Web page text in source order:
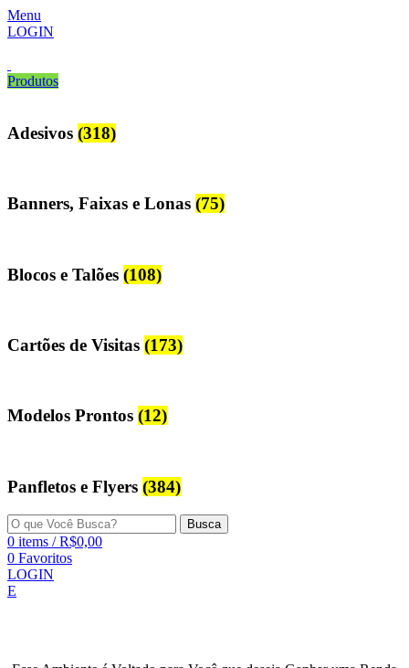
Menu
LOGIN
Produtos
Adesivos (318)
Banners, Faixas e Lonas (75)
Blocos e Talões (108)
Cartões de Visitas (173)
Modelos Prontos (12)
Panfletos e Flyers (384)
Busca
0 items / R$0,00
0 Favoritos
LOGIN
E